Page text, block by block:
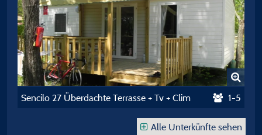
Sencilo 27 Überdachte Terrasse + Tv + Clim 1-5
Alle Unterkünfte sehen